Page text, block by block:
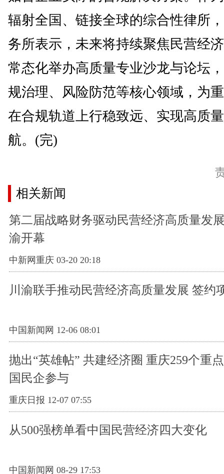
辐射全国、链接全球的综合性律所
务所表示，未来将持续聚焦民营经
常态化举办高质量专业沙龙与论坛
规治理、风险防范等核心领域，为
在合规轨道上行稳致远、实现高质
航。(完)
相关新闻
第二届战略财务驱动民营经济高质量发
渝开幕
中新网重庆 03-20 20:18
川渝联手推动民营经济高质量发展 签约
中国新闻网 12-06 08:01
抛出“英雄帖” 共建经济圈 重庆259个重
国民企参与
重庆日报 12-07 07:55
从500强榜单看中国民营经济四大变化
中国新闻网 08-29 17:53